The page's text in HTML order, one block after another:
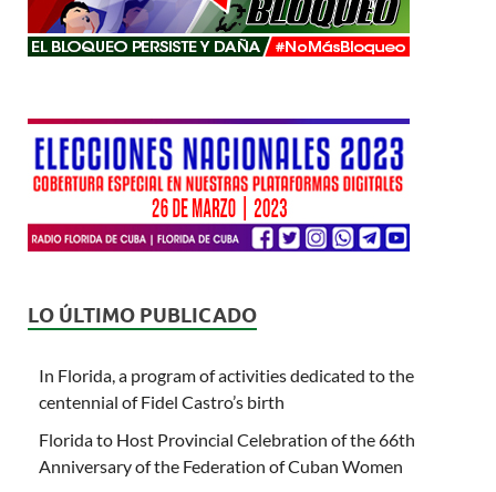
LO ÚLTIMO PUBLICADO
In Florida, a program of activities dedicated to the
centennial of Fidel Castro’s birth
Florida to Host Provincial Celebration of the 66th
Anniversary of the Federation of Cuban Women